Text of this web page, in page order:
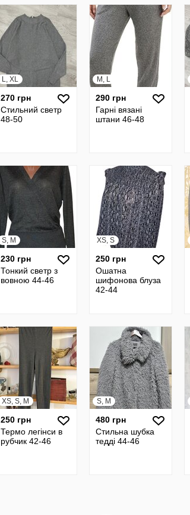
L, XL
270 грн
Стильний светр
48-50
M, L
290 грн
Гарні вязані
штани 46-48
S, M
230 грн
Тонкий светр з
вовною 44-46
XS, S
250 грн
Ошатна
шифонова блуза
42-44
XS, S, M
250 грн
Термо легінси в
рубчик 42-46
S, M
480 грн
Стильна шубка
тедді 44-46